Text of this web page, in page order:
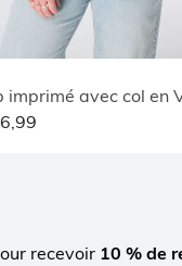
imprimé avec col en
recevoir 10 % de